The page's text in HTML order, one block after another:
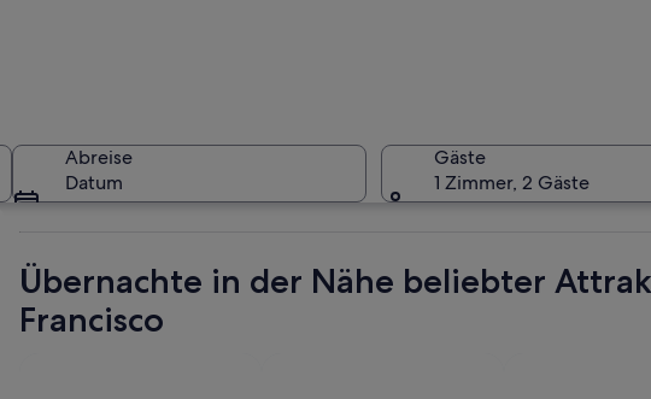
Eine
Abreise
Datum
Gäste
1 Zimmer, 2 Gäste
Übernachte in der Nähe beliebter
Francisco